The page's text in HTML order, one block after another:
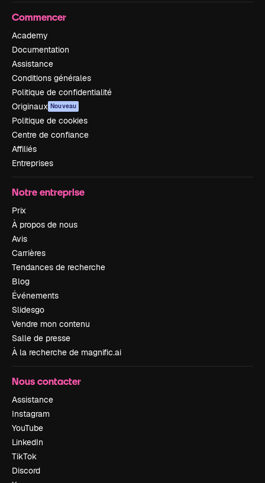
Commencer
Academy
Documentation
Assistance
Conditions générales
Politique de confidentialité
Originaux Nouveau
Politique de cookies
Centre de confiance
Affiliés
Entreprises
Notre entreprise
Prix
À propos de nous
Avis
Carrières
Tendances de recherche
Blog
Événements
Slidesgo
Vendre mon contenu
Salle de presse
À la recherche de magnific.ai
Nous contacter
Assistance
Instagram
YouTube
LinkedIn
TikTok
Discord